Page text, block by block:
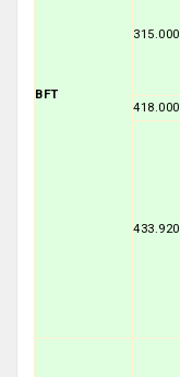
BFT
315.000
418.000
433.920